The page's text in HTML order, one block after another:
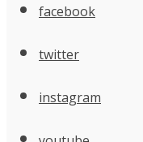
facebook
twitter
instagram